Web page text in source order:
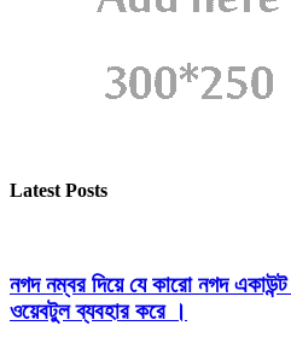
Latest Posts
নগদ নম্বর দিয়ে যে কারো নগদ
ওয়েবটুল ব্যবহার করে ।